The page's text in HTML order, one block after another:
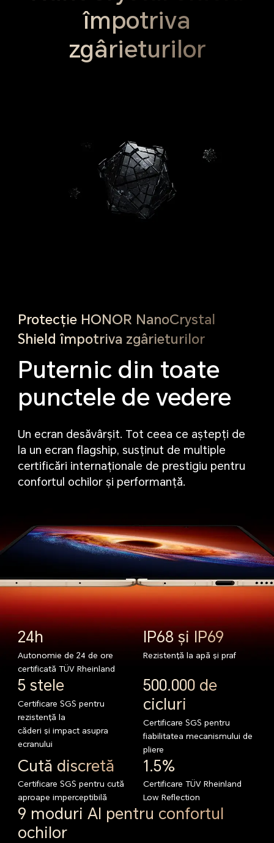
împotriva
zgârieturilor
Protecție HONOR NanoCrystal
Shield împotriva zgârieturilor
Puternic din toate
punctele de vedere
Un ecran desăvârșit. Tot ceea ce aștepți de
la un ecran flagship, susținut de multiple
certificări internaționale de prestigiu pentru
confortul ochilor și performanță.
24h
Autonomie de 24 de ore
certificată TÜV Rheinland
IP68 și IP69
Rezistență la apă și praf
5 stele
Certificare SGS pentru
rezistență la
căderi și impact asupra
ecranului
500.000 de
cicluri
Certificare SGS pentru
fiabilitatea mecanismului de
pliere
Cută discretă
Certificare SGS pentru cută
aproape imperceptibilă
1.5%
Certificare TÜV Rheinland
Low Reflection
9 moduri AI pentru confortul
ochilor